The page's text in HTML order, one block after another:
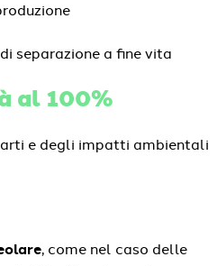
separazione a fine vita
al 100%
e degli impatti ambientali
, come nel caso delle